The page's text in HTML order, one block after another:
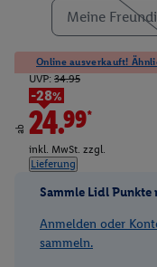
Meine
Online ausverkauft!
ab
UVP: 34.95
-28%
24.99*
inkl. MwSt. zzgl.
Lieferung
Sammle Lidl Punkte
Anmelden oder
sammeln.